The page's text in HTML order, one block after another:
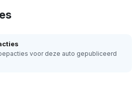
voor deze auto gepubliceerd